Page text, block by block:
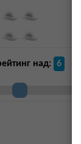
над: 6